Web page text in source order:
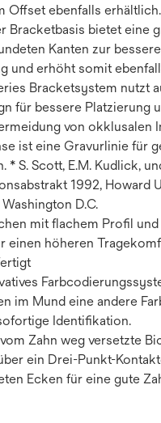
Offset ebenfalls
Bracketbasis bietet eine
Kanten zur
und erhöht somit
Bracketsystem nutzt
für bessere Platzierung
von okklusalen
ist eine Gravurlinie für
* S. Scott, E.M. Kudlick,
1992, Howard
D.C.
mit flachem Profil
einen höheren
im Mund eine andere
Identifikation.
Zahn weg versetzte
ein Drei-Punkt-
Ecken für eine gute